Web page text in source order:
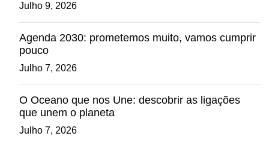
Julho 9, 2026
Agenda 2030: prometemos muito, vamos cumprir
pouco
Julho 7, 2026
O Oceano que nos Une: descobrir as ligações
que unem o planeta
Julho 7, 2026